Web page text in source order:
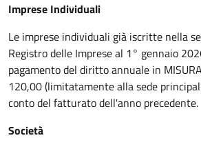
Imprese Individuali
Le imprese individuali già iscritte nella
Registro delle Imprese al 1° gennaio
pagamento del diritto annuale in
120,00 (limitatamente alla sede
conto del fatturato dell'anno precedente.
Società